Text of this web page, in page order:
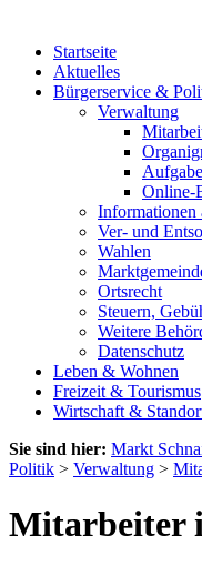
Startseite
Aktuelles
Bürgerservice &
Verwaltung
Online-
Informationen
Ver- und
Wahlen
Ortsrecht
Steuern,
Weitere
Datenschutz
Leben & Wohnen
Freizeit & Tourismus
Wirtschaft &
Sie sind hier: Markt
Politik > Verwaltung >
Mitarbeiter